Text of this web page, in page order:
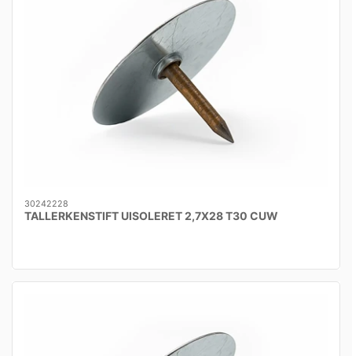
30242228
TALLERKENSTIFT UISOLERET 2,7X28 T30 CUW